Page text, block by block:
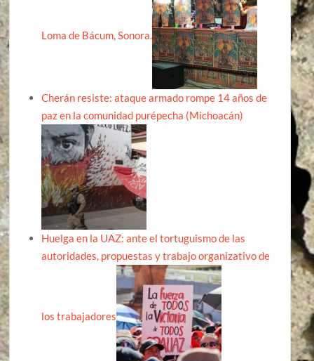
Loma de Bácum, Sonora.
Cherán resiste: ataque armado rompe 14 años de
paz en la comunidad purépecha (Michoacán)
Huelga en la UAZ: ante el tortuguismo de las
autoridades, propuestas y trabajo organizativo de
los trabajadores